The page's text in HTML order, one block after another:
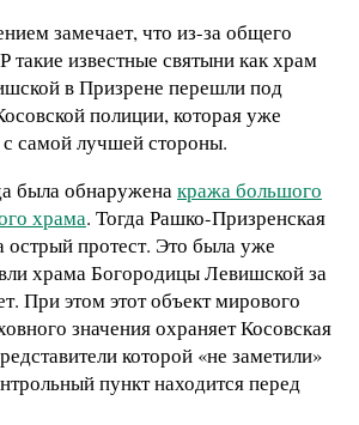
замечает, что из-за общего
известные святыни как храм
в Призрене перешли под
полиции, которая уже
самой лучшей стороны.
была обнаруженакража большого
храма. Тогда Рашко-Призренская
острый протест. Это была уже
храма Богородицы Левишской за
При этом этот объект мирового
значения охраняет Косовская
которой «не заметили»
пункт находится перед